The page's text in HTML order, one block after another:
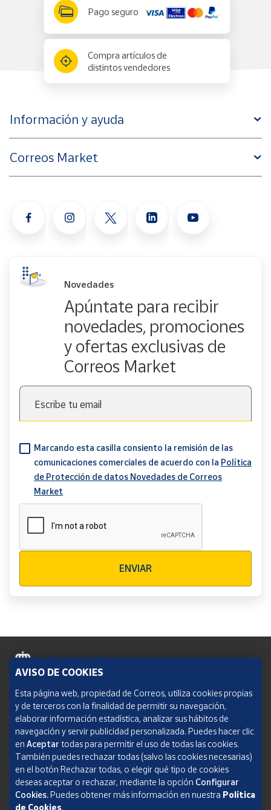
Pago seguro
Compra artículos de
distintos vendedores
Información y ayuda
Correos Market
Novedades
Apúntate para recibir
novedades, promociones
y ofertas exclusivas de
Correos Market
Escribe tu email
Marcando esta casilla consiento la remisión de las
comunicaciones comerciales de acuerdo con la Política
de Protección de datos Novedades de Correos
Market
ENVIAR
Política de cookies
Aviso legal
Condiciones del servicio
Política de Privacidad Web
Informe de transparencia
SOCIEDAD ESTATAL CORREOS Y TELÉGRAFOS, S.A., S.M.E. Todos los derechos
AVISO DE COOKIES
Esta página web, propiedad de Correos, utiliza cookies propias
y de terceros con la finalidad de permitir su navegación,
elaborar información estadística, analizar sus hábitos de
navegación y servir publicidad personalizada. Puedes hacer clic
en Aceptar todas para permitir el uso de todas las cookies.
También puedes rechazar todas (salvo las cookies necesarias)
en el botón Rechazar todas, o elegir qué tipo de cookies
deseas aceptar o rechazar, mediante la opción Configurar
Cookies.Puedes obtener más información en nuestra Política
de Cookies.